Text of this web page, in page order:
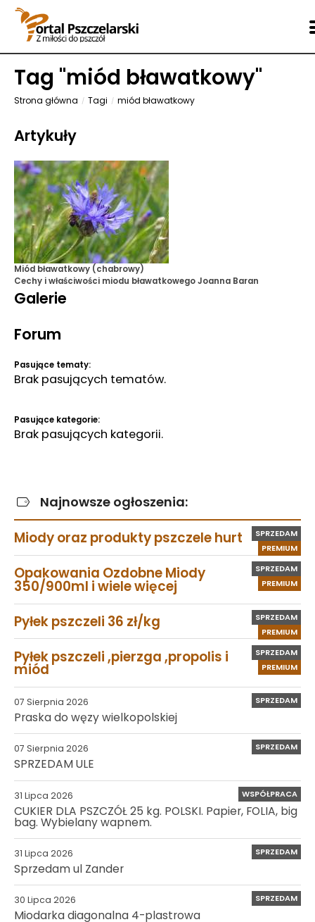
Tag "miód bławatkowy"
Strona główna Tagi miód bławatkowy
Artykuły
Miód bławatkowy (chabrowy)
Cechy i właściwości miodu bławatkowegoJoanna Baran
Galerie
Forum
Pasujące tematy:
Brak pasujących tematów.
Pasujące kategorie:
Brak pasujących kategorii.
Najnowsze ogłoszenia:
PREMIUM
SPRZEDAM
Miody oraz produkty pszczele hurt
PREMIUM
SPRZEDAM
Opakowania Ozdobne Miody
350/900ml i wiele więcej
PREMIUM
SPRZEDAM
Pyłek pszczeli 36 zł/kg
PREMIUM
SPRZEDAM
Pyłek pszczeli ,pierzga ,propolis i
miód
07 Sierpnia 2026 SPRZEDAM
Praska do węzy wielkopolskiej
07 Sierpnia 2026 SPRZEDAM
SPRZEDAM ULE
31 Lipca 2026 WSPÓŁPRACA
CUKIER DLA PSZCZÓŁ 25 kg. POLSKI. Papier, FOLIA, big
bag. Wybielany wapnem.
31 Lipca 2026 SPRZEDAM
Sprzedam ul Zander
30 Lipca 2026 SPRZEDAM
Miodarka diagonalna 4-plastrowa